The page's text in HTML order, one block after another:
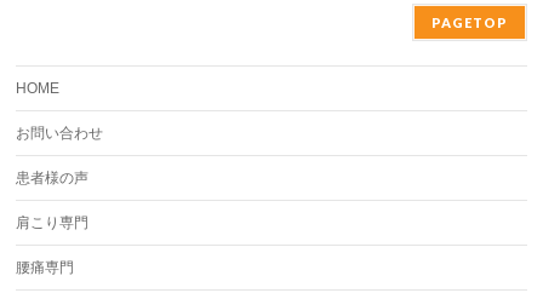
PAGETOP
HOME
お問い合わせ
患者様の声
肩こり専門
腰痛専門